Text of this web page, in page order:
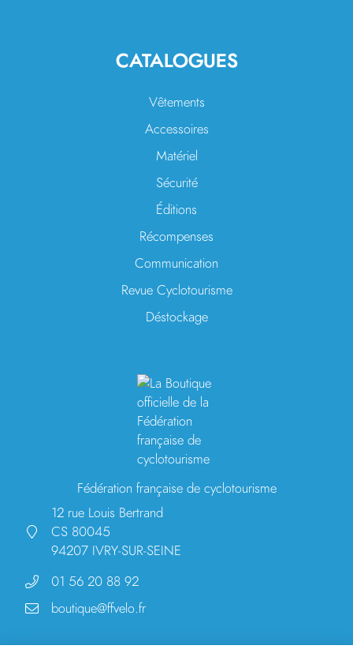
CATALOGUES
Vêtements
Accessoires
Matériel
Sécurité
Éditions
Récompenses
Communication
Revue Cyclotourisme
Déstockage
Fédération française de cyclotourisme
12 rue Louis Bertrand
CS 80045
94207 IVRY-SUR-SEINE
01 56 20 88 92
boutique@ffvelo.fr